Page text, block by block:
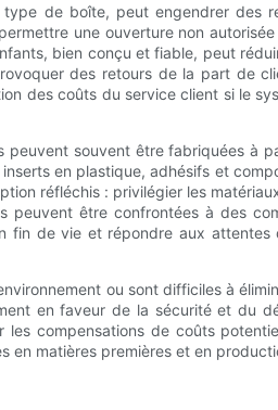
de boîte, peut engendrer des
une ouverture non
bien conçu et fiable, peut
des retours de la part de
des coûts du service client si le
souvent être fabriquées à
en plastique, adhésifs et
réfléchis : privilégier les
peuvent être confrontées à des
fin de vie et répondre aux attentes
ou sont difficiles à
en faveur de la sécurité et du
compensations de coûts
en matières premières et en